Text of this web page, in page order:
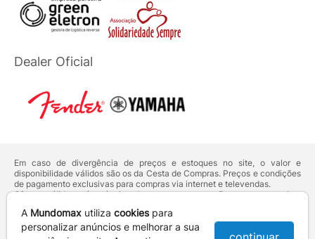
Dealer Oficial
Em caso de divergência de preços e estoques no site, o valor e
disponibilidade válidos são os da Cesta de Compras. Preços e condições
de pagamento exclusivas para compras via internet e televendas.
Ofertas válidas até o término de nossos estoques. Para compras acima
deVenda Corporativa.
Os preços apresentados no site prevalecem sobre outros anunciados em
qualquer outro meio de comunicação ou sites de buscas. Código de
A Mundomax utiliza cookiespara
personalizar anúncios e melhorar a sua